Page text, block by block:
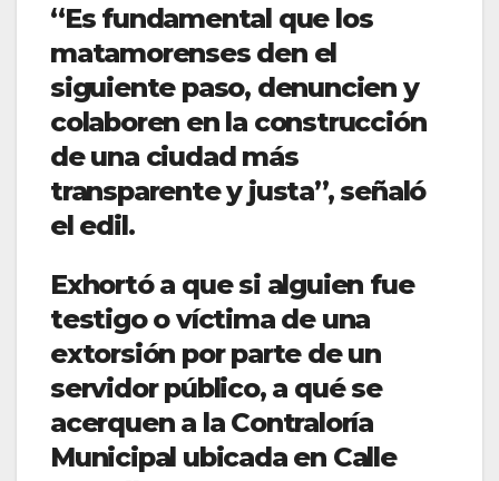
“Es fundamental que los
matamorenses den el
siguiente paso, denuncien y
colaboren en la construcción
de una ciudad más
transparente y justa”, señaló
el edil.
Exhortó a que si alguien fue
testigo o víctima de una
extorsión por parte de un
servidor público, a qué se
acerquen a la Contraloría
Municipal ubicada en Calle